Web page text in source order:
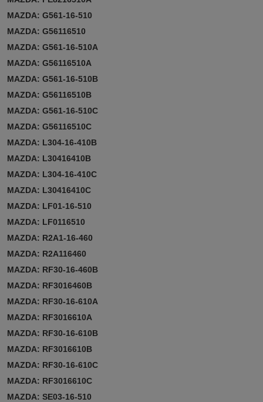
MAZDA: G561-16-510
MAZDA: G56116510
MAZDA: G561-16-510A
MAZDA: G56116510A
MAZDA: G561-16-510B
MAZDA: G56116510B
MAZDA: G561-16-510C
MAZDA: G56116510C
MAZDA: L304-16-410B
MAZDA: L30416410B
MAZDA: L304-16-410C
MAZDA: L30416410C
MAZDA: LF01-16-510
MAZDA: LF0116510
MAZDA: R2A1-16-460
MAZDA: R2A116460
MAZDA: RF30-16-460B
MAZDA: RF3016460B
MAZDA: RF30-16-610A
MAZDA: RF3016610A
MAZDA: RF30-16-610B
MAZDA: RF3016610B
MAZDA: RF30-16-610C
MAZDA: RF3016610C
MAZDA: SE03-16-510